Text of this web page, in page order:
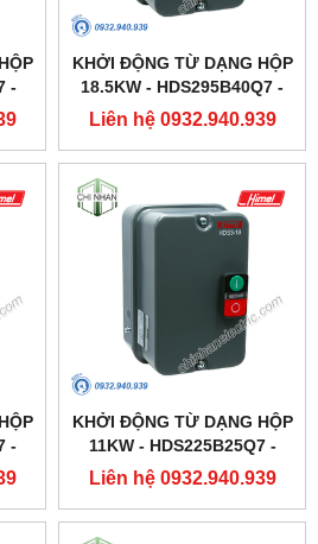
-
KHỞI ĐỘNG TỪ DẠNG HỘP
18.5KW - HDS295B40Q7 -
HIMEL
Liên hệ 0932.940.939
-
KHỞI ĐỘNG TỪ DẠNG HỘP
11KW - HDS225B25Q7 -
HIMEL
Liên hệ 0932.940.939